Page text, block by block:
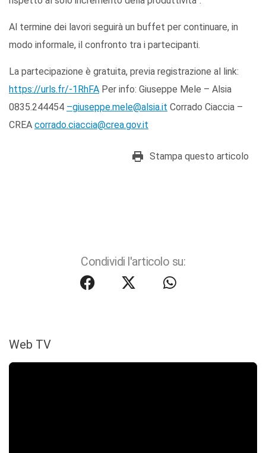
Al termine dei lavori seguirà un buffet per continuare, in
modo informale, il confronto tra i partecipanti.
La partecipazione è gratuita, previa registrazione al link:
https://urls.fr/-1RhFA Per info: Giuseppe Mele – Alsia
0835.244454 –giuseppe.mele@alsia.it Corrado Ciaccia –
CREA corrado.ciaccia@crea.gov.it
Stampa questo articolo
Condividi l'articolo su:
Web TV